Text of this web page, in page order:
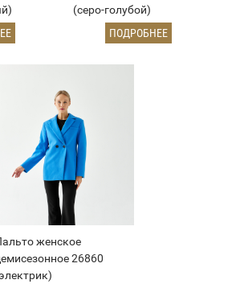
(серо-голубой)
ПОДРОБНЕЕ
женское
26860